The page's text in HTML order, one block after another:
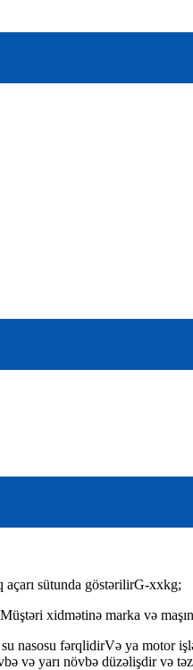
sütunda göstərilirG-xxkg;
xidmətinə marka və
nasosu fərqlidirVə ya motor
və yarı növbə düzəlişdir və